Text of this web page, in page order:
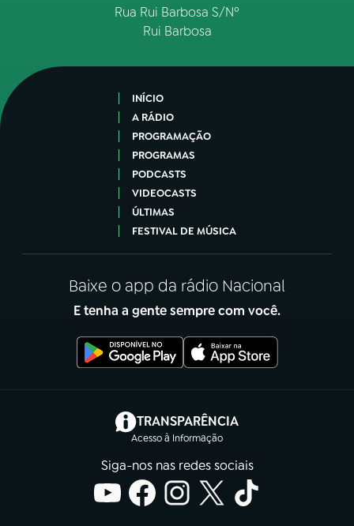
Rua Rui Barbosa S/Nº
Rui Barbosa
INÍCIO
A RÁDIO
PROGRAMAÇÃO
PROGRAMAS
PODCASTS
VIDEOCASTS
ÚLTIMAS
FESTIVAL DE MÚSICA
Baixe o app da rádio Nacional
E tenha a gente sempre com você.
TRANSPARÊNCIA
Acesso à Informação
(abre em nova aba)
Siga-nos nas redes sociais